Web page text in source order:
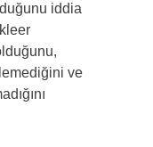
iddia
ve